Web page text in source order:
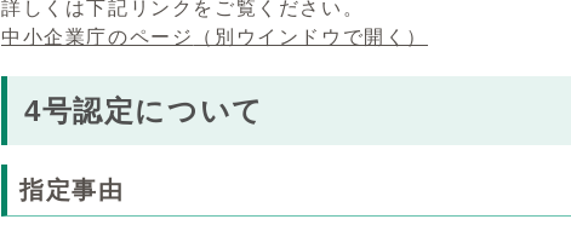
詳しくは下記リンクをご覧ください。
中小企業庁のページ
（別ウインドウで開く）
4号認定について
指定事由